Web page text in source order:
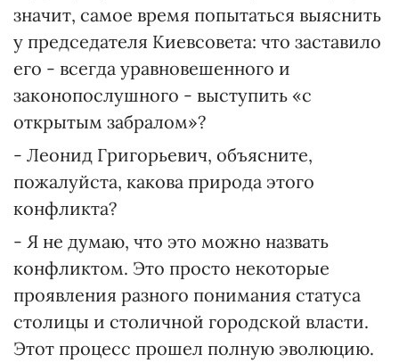
значит, самое время попытаться выяснить
у председателя Киевсовета: что заставило
его - всегда уравновешенного и
законопослушного - выступить «с
открытым забралом»?
- Леонид Григорьевич, объясните,
пожалуйста, какова природа этого
конфликта?
- Я не думаю, что это можно назвать
конфликтом. Это просто некоторые
проявления разного понимания статуса
столицы и столичной городской власти.
Этот процесс прошел полную эволюцию.